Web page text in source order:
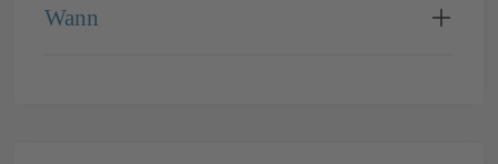
Wann